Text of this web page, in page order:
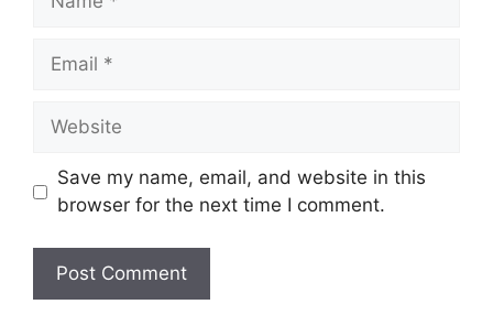
Email
Website
Save my name, email, and website in this
browser for the next time I comment.